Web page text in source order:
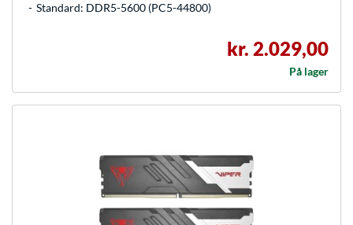
Standard: DDR5-5600 (PC5-44800)
kr. 2.029,00
På lager